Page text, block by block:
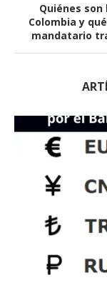
Quiénes
Colombia y
mandatario